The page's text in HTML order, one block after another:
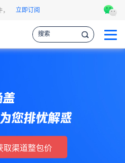
让您掌握各种情报，作出更明智的供应链决
立即订阅
盖
您排忧解惑
取渠道整包价